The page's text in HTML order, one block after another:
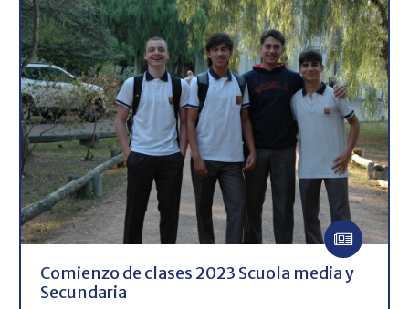
Comienzo de clases 2023 Scuola media y
Secundaria